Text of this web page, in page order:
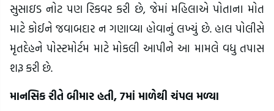
સુસાઇડ નોટ પણ રિકવર કરી છે, જેમાં મહિલાએ પોતાના મોત
માટે કોઈને જવાબદાર ન ગણાવ્યા હોવાનું લખ્યું છે. હાલ પોલીસે
મૃતદેહને પોસ્ટમોર્ટમ માટે મોકલી આપીને આ મામલે વધુ તપાસ
શરૂ કરી છે.
માનસિક રીતે બીમાર હતી, 7માં માળેથી ચંપલ મળ્યા